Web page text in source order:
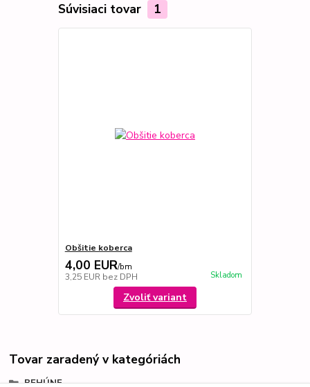
Súvisiaci tovar 1
Obšitie koberca
4,00 EUR/bm
3,25 EUR bez DPH Skladom
Zvoliť variant
Tovar zaradený v kategóriách
BEHÚNE